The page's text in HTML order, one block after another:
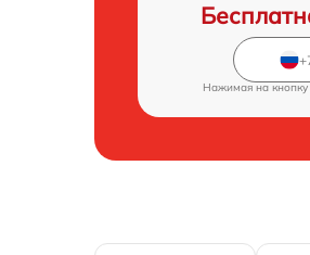
Нажимая на кнопку